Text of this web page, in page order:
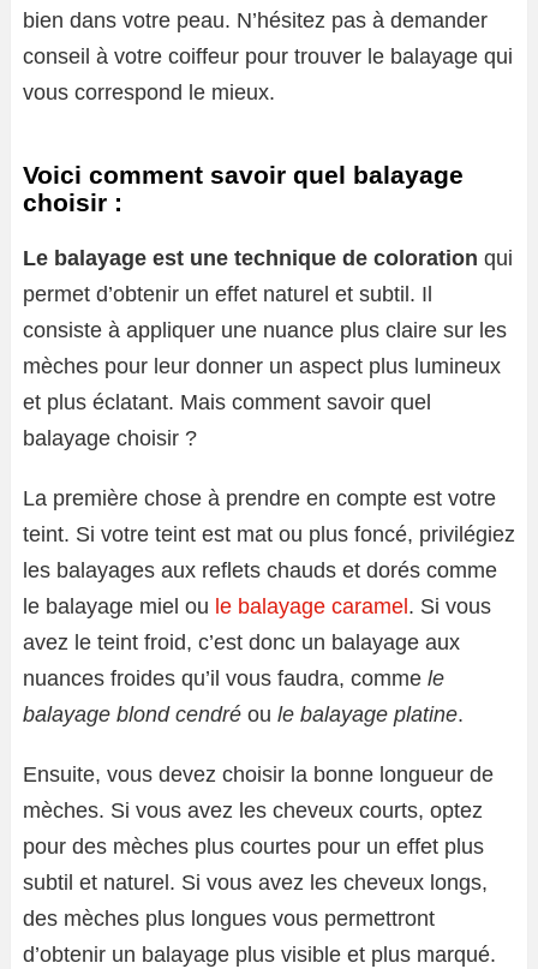
bien dans votre peau. N’hésitez pas à demander
conseil à votre coiffeur pour trouver le balayage qui
vous correspond le mieux.
Voici comment savoir quel balayage
choisir :
Le balayage est une technique de coloration qui
permet d’obtenir un effet naturel et subtil. Il
consiste à appliquer une nuance plus claire sur les
mèches pour leur donner un aspect plus lumineux
et plus éclatant. Mais comment savoir quel
balayage choisir ?
La première chose à prendre en compte est votre
teint. Si votre teint est mat ou plus foncé, privilégiez
les balayages aux reflets chauds et dorés comme
le balayage miel ou le balayage caramel . Si vous
avez le teint froid, c’est donc un balayage aux
nuances froides qu’il vous faudra, comme le
balayage blond cendré ou le balayage platine.
Ensuite, vous devez choisir la bonne longueur de
mèches. Si vous avez les cheveux courts, optez
pour des mèches plus courtes pour un effet plus
subtil et naturel. Si vous avez les cheveux longs,
des mèches plus longues vous permettront
d’obtenir un balayage plus visible et plus marqué.